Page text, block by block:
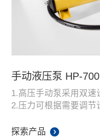
手动液压泵 HP-700
1.高压手动泵采用双速
2.压力可根据需要调节
4.工作时请将加油盖拧
探索产品